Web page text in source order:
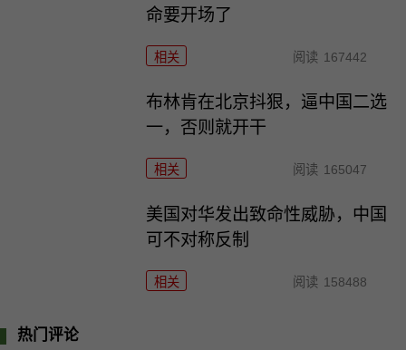
命要开场了
相关 阅读 167442
布林肯在北京抖狠，逼中国二选
一，否则就开干
相关 阅读 165047
美国对华发出致命性威胁，中国
可不对称反制
相关 阅读 158488
热门评论